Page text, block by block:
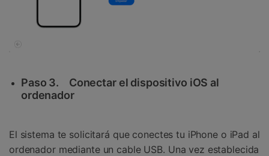
Paso 3.
Conectar el dispositivo iOS al
ordenador
El sistema te solicitará que conectes tu iPhone o iPad al
ordenador mediante un cable USB. Una vez establecida